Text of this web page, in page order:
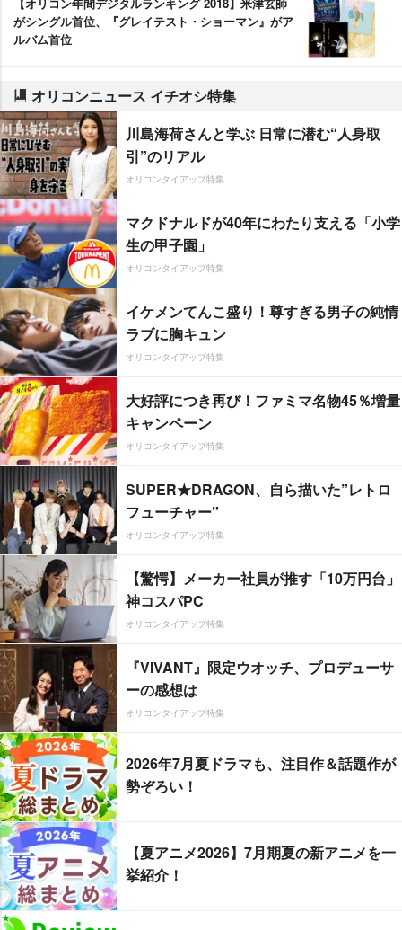
がシングル首位、『グレイテスト・ショーマン』がア
ルバム首位
オリコンニュース イチオシ特集
川島海荷さんと学ぶ 日常に潜む“人身取
引”のリアル
オリコンタイアップ特集
マクドナルドが40年にわたり支える「小学
生の甲子園」
オリコンタイアップ特集
イケメンてんこ盛り！尊すぎる男子の純情
ラブに胸キュン
オリコンタイアップ特集
大好評につき再び！ファミマ名物45％増量
キャンペーン
オリコンタイアップ特集
SUPER★DRAGON、自ら描いた”レトロ
フューチャー”
オリコンタイアップ特集
【驚愕】メーカー社員が推す「10万円台」
神コスパPC
オリコンタイアップ特集
『VIVANT』限定ウオッチ、プロデューサ
ーの感想は
オリコンタイアップ特集
2026年7月夏ドラマも、注目作＆話題作が
勢ぞろい！
【夏アニメ2026】7月期夏の新アニメを一
挙紹介！